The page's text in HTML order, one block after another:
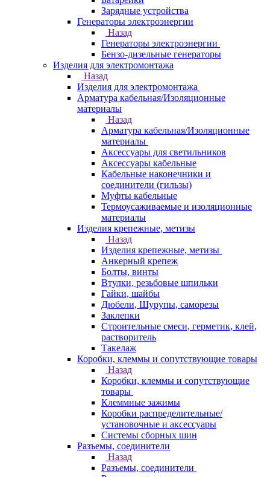
Зарядные устройства
Генераторы электроэнергии
Назад
Генераторы электроэнергии
Бензо-дизельные генераторы
Изделия для электромонтажа
Назад
Изделия для электромонтажа
Арматура кабельная/Изоляционные
материалы
Назад
Арматура кабельная/Изоляционные
материалы
Аксессуары для светильников
Аксессуары кабельные
Кабельные наконечники и
соединители (гильзы)
Муфты кабельные
Термоусаживаемые и изоляционные
материалы
Изделия крепежные, метизы
Назад
Изделия крепежные, метизы
Анкерный крепеж
Болты, винты
Втулки, резьбовые шпильки
Гайки, шайбы
Дюбели, Шурупы, саморезы
Заклепки
Строительные смеси, герметик, клей,
растворитель
Такелаж
Коробки, клеммы и сопутствующие товары
Назад
Коробки, клеммы и сопутствующие
товары
Клеммные зажимы
Коробки распределительные/
установочные и аксессуары
Системы сборных шин
Разъемы, соединители
Назад
Разъемы, соединители